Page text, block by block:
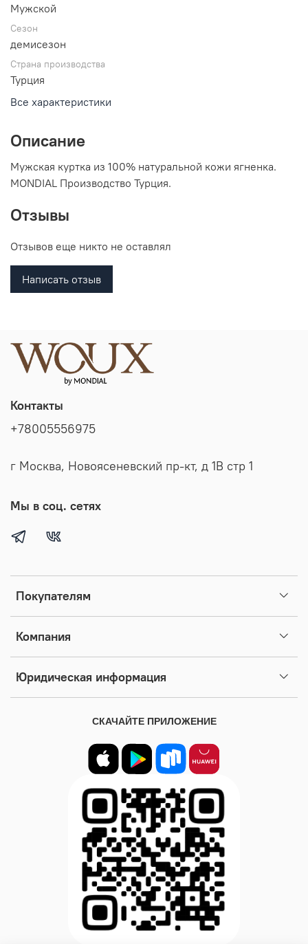
Мужской
Сезон
демисезон
Страна производства
Турция
Все характеристики
Описание
Мужская куртка из 100% натуральной кожи ягненка.
MONDIAL Производство Турция.
Отзывы
Отзывов еще никто не оставлял
Написать отзыв
Покупателям
Компания
Юридическая информация
Контакты
+78005556975
г Москва, Новоясеневский пр-кт, д 1В стр 1
Мы в соц. сетях
СКАЧАЙТЕ ПРИЛОЖЕНИЕ